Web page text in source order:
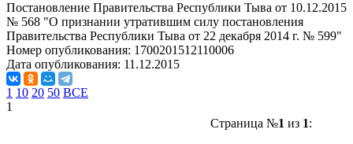
Постановление Правительства Республики Тыва от 10.12.2015
№ 568 "О признании утратившим силу постановления
Правительства Республики Тыва от 22 декабря 2014 г. № 599"
Номер опубликования: 1700201512110006
Дата опубликования: 11.12.2015
1 10 20 50 ВСЕ
1
Страница №1 из 1: